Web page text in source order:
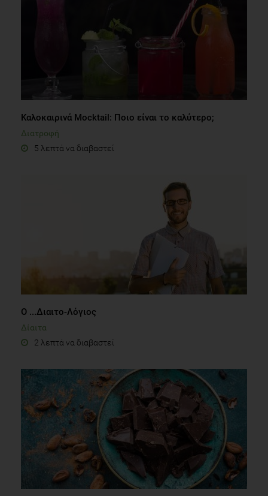
Καλοκαιρινά Mocktail: Ποιο είναι το καλύτερο;
Διατροφή
5 λεπτά να διαβαστεί
O ...Διαιτο-Λόγιος
Δίαιτα
2 λεπτά να διαβαστεί